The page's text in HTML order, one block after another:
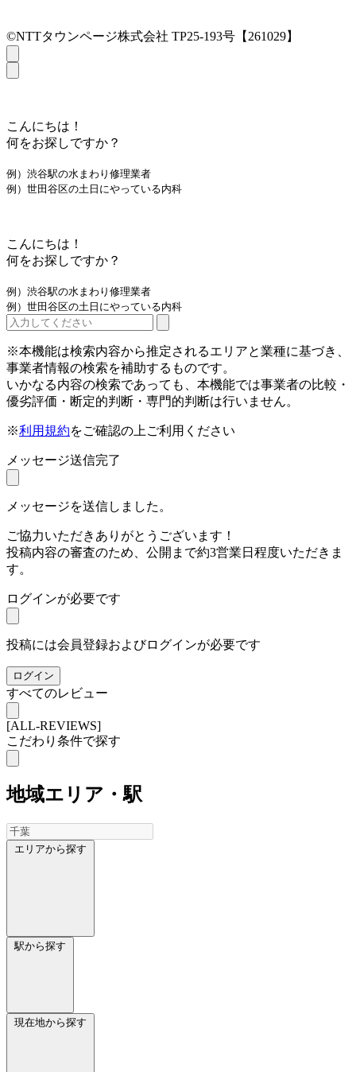
©NTTタウンページ株式会社 TP25-193号【261029】
こんにちは！
何をお探しですか？
例）渋谷駅の水まわり修理業者
例）世田谷区の土日にやっている内科
こんにちは！
何をお探しですか？
例）渋谷駅の水まわり修理業者
例）世田谷区の土日にやっている内科
※本機能は検索内容から推定されるエリアと業種に基づき、
事業者情報の検索を補助するものです。
いかなる内容の検索であっても、本機能では事業者の比較・
優劣評価・断定的判断・専門的判断は行いません。
※利用規約をご確認の上ご利用ください
メッセージ送信完了
メッセージを送信しました。
ご協力いただきありがとうございます！
投稿内容の審査のため、公開まで約3営業日程度いただきま
す。
ログインが必要です
投稿には会員登録およびログインが必要です
ログイン
すべてのレビュー
[ALL-REVIEWS]
こだわり条件で探す
地域エリア・駅
エリアから探す
駅から探す
現在地から探す